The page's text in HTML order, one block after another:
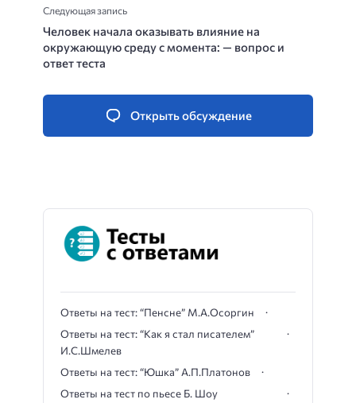
Следующая запись
Человек начала оказывать влияние на
окружающую среду с момента: — вопрос и
ответ теста
Открыть обсуждение
Ответы на тест: “Пенсне” М.А.Осоргин
Ответы на тест: “Как я стал писателем”
И.С.Шмелев
Ответы на тест: “Юшка” А.П.Платонов
Ответы на тест по пьесе Б. Шоу